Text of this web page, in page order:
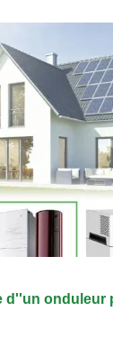
d''un onduleur